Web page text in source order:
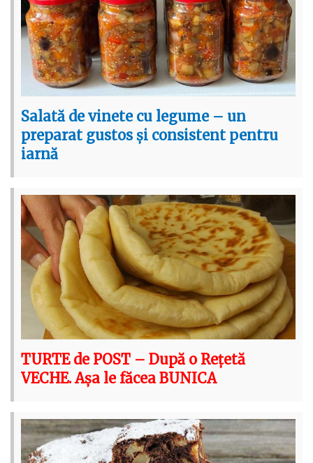
Salată de vinete cu legume – un
preparat gustos și consistent pentru
iarnă
TURTE de POST – După o Rețetă
VECHE. Așa le făcea BUNICA